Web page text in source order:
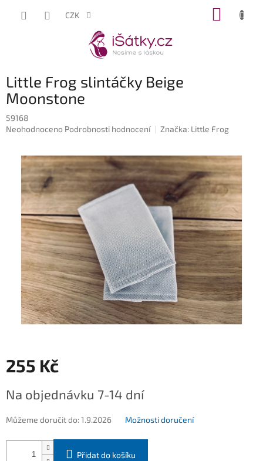
CZK
Little Frog slintáčky Beige
Moonstone
59168
Průměrné
hvězdiček.
Neohodnoceno Podrobnosti hodnocení Značka: Little Frog
255 Kč
cena:
Na objednávku 7-14 dní
Můžeme doručit do:1.9.2026 Možnosti doručení
Přidat do košíku